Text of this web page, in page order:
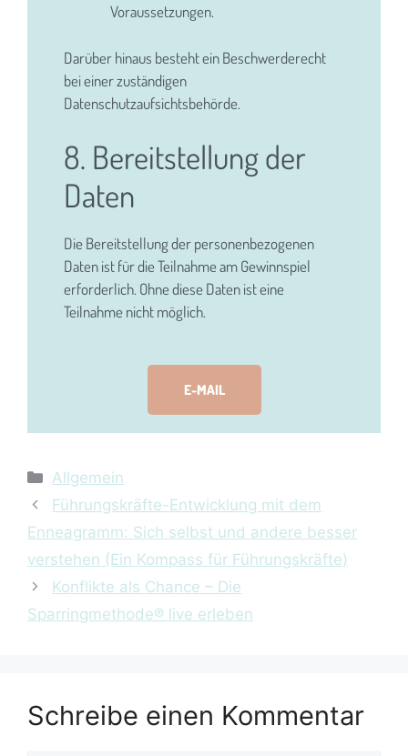
E-MAIL
Voraussetzungen.
Darüber hinaus besteht ein Beschwerderecht
bei einer zuständigen
Datenschutzaufsichtsbehörde.
8. Bereitstellung der
Daten
Die Bereitstellung der personenbezogenen
Daten ist für die Teilnahme am Gewinnspiel
erforderlich. Ohne diese Daten ist eine
Teilnahme nicht möglich.
Allgemein
Führungskräfte-Entwicklung mit dem
Enneagramm: Sich selbst und andere besser
verstehen (Ein Kompass für Führungskräfte)
Konflikte als Chance – Die
Sparringmethode® live erleben
Schreibe einen Kommentar